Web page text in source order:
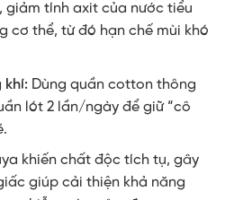
giảm tính axit của nước tiểu
cơ thể, từ đó hạn chế mùi khó
khí:Dùng quần cotton thông
lót 2 lần/ngày để giữ “cô
khiến chất độc tích tụ, gây
giúp cải thiện khả năng